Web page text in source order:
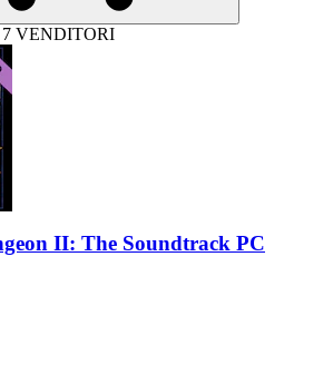
VENDITORI
II: The Soundtrack PC